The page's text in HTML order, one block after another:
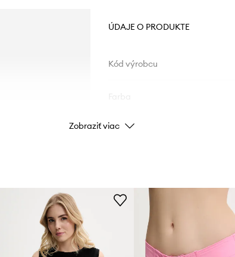
ÚDAJE O PRODUKTE
Kód výrobcu
Značka
ID produktu
Zobraziť viac